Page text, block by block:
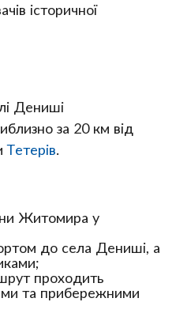
історичної
Дениші
за 20 км від
Тетерів.
Житомира у
до села Дениші, а
проходить
та прибережними